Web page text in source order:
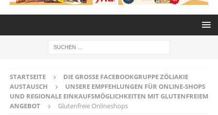
STARTSEITE
DIE GROSSE FACEBOOKGRUPPE ZÖLIAKIE A
USTAUSCH
UNSERE EMPFEHLUNGEN FÜR ONLINE-SHOPS
UND REGIONALE EINKAUFSMÖGLICHKEITEN MIT GLUTENFREIEM
ANGEBOT
Glutenfreie Onlineshops